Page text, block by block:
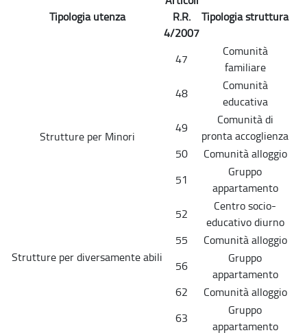
Tipologia utenza
R.R.
4/2007
Tipologia struttura
Strutture per Minori
47
Comunità
familiare
48
Comunità
educativa
49
Comunità di
pronta accoglienza
50
Comunità alloggio
51
Gruppo
appartamento
52
Centro socio-
educativo diurno
Strutture per diversamente abili
55
Comunità alloggio
56
Gruppo
appartamento
62
Comunità alloggio
63
Gruppo
appartamento